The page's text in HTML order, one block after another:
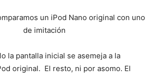
la pantalla inicial se asemeja a la
original. El resto, ni por asomo. El